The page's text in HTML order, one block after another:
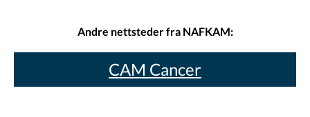
Andre nettsteder fra NAFKAM:
CAM Cancer